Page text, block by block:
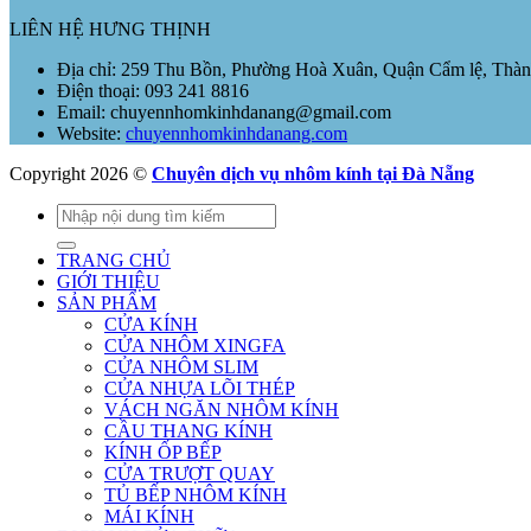
LIÊN HỆ HƯNG THỊNH
Địa chỉ: 259 Thu Bồn, Phường Hoà Xuân, Quận Cẩm lệ,
Điện thoại: 093 241 8816
Email: chuyennhomkinhdanang@gmail.com
Website: chuyennhomkinhdanang.com
Copyright 2026 © Chuyên dịch vụ nhôm kính tại Đà Nẵng
Tìm
kiếm:
TRANG CHỦ
GIỚI THIỆU
SẢN PHẨM
CỬA KÍNH
CỬA NHÔM XINGFA
CỬA NHÔM SLIM
CỬA NHỰA LÕI THÉP
VÁCH NGĂN NHÔM KÍNH
CẦU THANG KÍNH
KÍNH ỐP BẾP
CỬA TRƯỢT QUAY
TỦ BẾP NHÔM KÍNH
MÁI KÍNH